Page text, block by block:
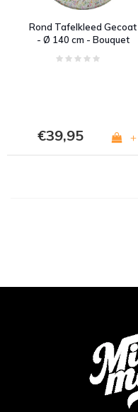
Rond Tafelkleed Gecoat
- Ø 140 cm - Bouquet
€39,95 +